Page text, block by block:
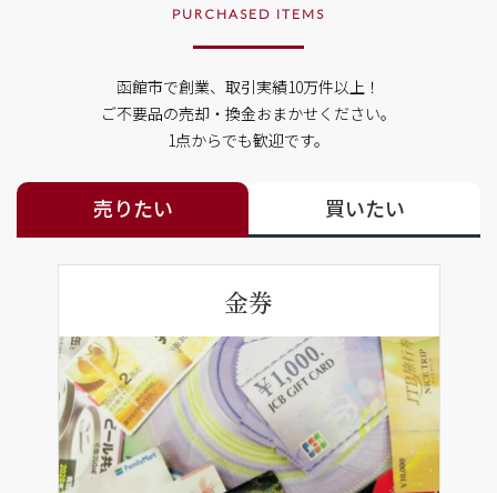
PURCHASED ITEMS
函館市で創業、取引実績10万件以上！
ご不要品の売却・換金おまかせください。
1点からでも歓迎です。
売りたい 買いたい
金券